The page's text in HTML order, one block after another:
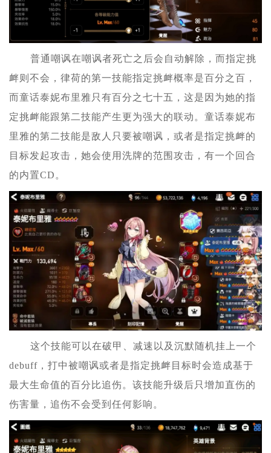
普通嘲讽在嘲讽者死亡之后会自动解除，而指定挑
衅则不会，律荷的第一技能指定挑衅概率是百分之百，
而童话泰妮布里雅只有百分之七十五，这是因为她的指
定挑衅能跟第二技能产生更为强大的联动。童话泰妮布
里雅的第二技能是敌人只要被嘲讽，或者是指定挑衅的
目标发起攻击，她会使用洗牌的范围攻击，有一个回合
的内置CD。
这个技能可以在破甲、减速以及沉默随机挂上一个
debuff，打中被嘲讽或者是指定挑衅目标时会造成基于
最大生命值的百分比追伤。该技能升级后只增加直伤的
伤害量，追伤不会受到任何影响。